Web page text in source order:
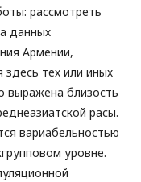
рассмотреть
данных
Армении,
тех или иных
выражена близость
расы.
вариабельностью
уровне.